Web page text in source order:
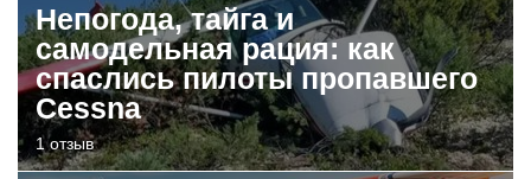
Непогода, тайга и
самодельная рация: как
спаслись пилоты пропавшего
Cessna
1 отзыв